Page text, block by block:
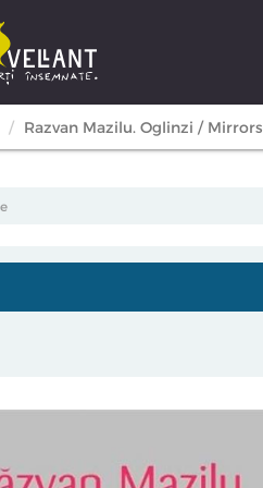
Razvan Mazilu. Oglinzi / Mirrors